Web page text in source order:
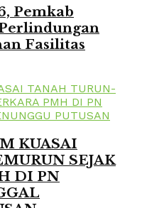
Pemkab
Fasilitas
KUASAI
SEJAK
DI PN